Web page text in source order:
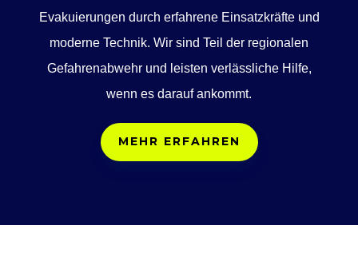
Evakuierungen durch erfahrene Einsatzkräfte und
moderne Technik. Wir sind Teil der regionalen
Gefahrenabwehr und leisten verlässliche Hilfe,
wenn es darauf ankommt.
MEHR ERFAHREN